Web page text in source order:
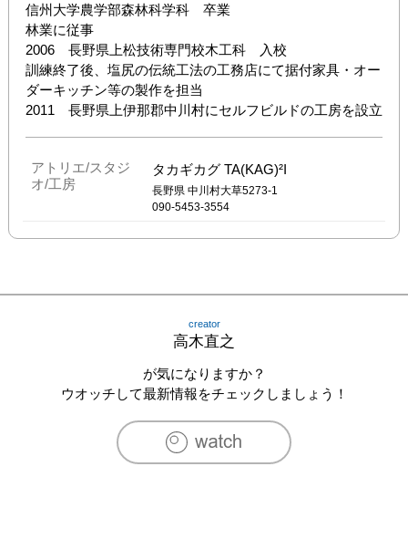
信州大学農学部森林科学科　卒業
林業に従事
2006　長野県上松技術専門校木工科　入校
訓練終了後、塩尻の伝統工法の工務店にて据付家具・オー
ダーキッチン等の製作を担当
2011　長野県上伊那郡中川村にセルフビルドの工房を設立
アトリエ/スタジ
オ/工房
タカギカグ TA(KAG)²I
長野県 中川村大草5273-1
090-5453-3554
creator
高木直之
が気になりますか？
ウオッチして最新情報をチェックしましょう！